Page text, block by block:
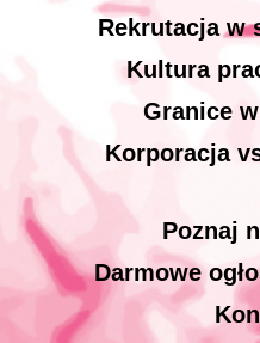
Rekrutacja w
Kultura
Granice
Korporacja
Poznaj
Darmowe